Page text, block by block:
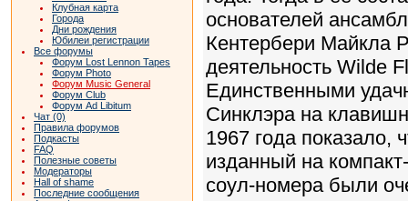
Клубная карта
Города
Дни рождения
Юбилеи регистрации
Все форумы
Форум Lost Lennon Tapes
Форум Photo
Форум Music General
Форум Club
Форум Ad Libitum
Чат (0)
Правила форумов
Подкасты
FAQ
Полезные советы
Модераторы
Hall of shame
Последние сообщения
основателей
Кентербери Майкла
деятельность Wilde
Единственными
Синклэра на
1967 года показало,
изданный на
соул-номера были